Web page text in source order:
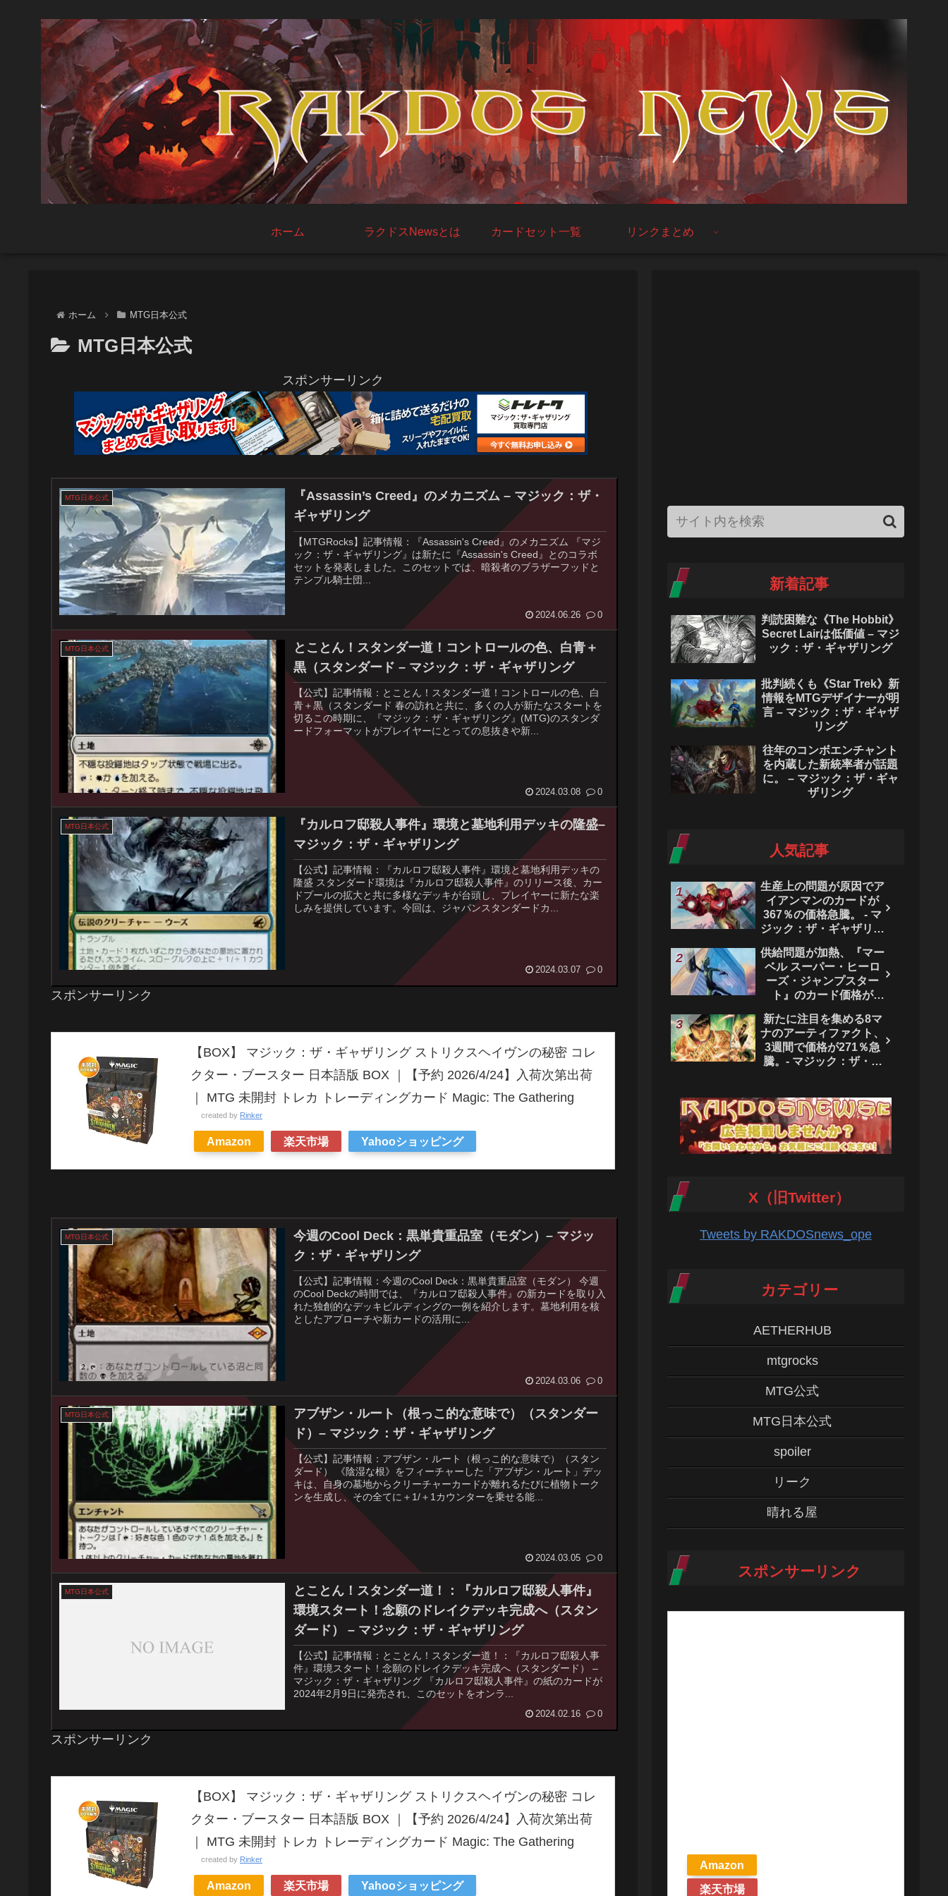
ホーム ラクドスNewsとは カードセット一覧 リンクまとめ
ホーム MTG日本公式
MTG日本公式
スポンサーリンク
MTG日本公式
『Assassin’s Creed』のメカニズム – マジック：ザ・
ギャザリング
【MTGRocks】記事情報：『Assassin's Creed』のメカニズム 『マジ
ック：ザ・ギャザリング』は新たに『Assassin's Creed』とのコラボ
セットを発表しました。このセットでは、暗殺者のブラザーフッドと
テンプル騎士団...
2024.06.26 0
MTG日本公式
とことん！スタンダー道！コントロールの色、白青＋
黒（スタンダード – マジック：ザ・ギャザリング
【公式】記事情報：とことん！スタンダー道！コントロールの色、白
青＋黒（スタンダード 春の訪れと共に、多くの人が新たなスタートを
切るこの時期に、『マジック：ザ・ギャザリング』(MTG)のスタンダ
ードフォーマットがプレイヤーにとっての息抜きや新...
2024.03.08 0
MTG日本公式
『カルロフ邸殺人事件』環境と墓地利用デッキの隆盛–
マジック：ザ・ギャザリング
【公式】記事情報：『カルロフ邸殺人事件』環境と墓地利用デッキの
隆盛 スタンダード環境は『カルロフ邸殺人事件』のリリース後、カー
ドプールの拡大と共に多様なデッキが台頭し、プレイヤーに新たな楽
しみを提供しています。今回は、ジャパンスタンダードカ...
2024.03.07 0
スポンサーリンク
【BOX】 マジック：ザ・ギャザリング ストリクスヘイヴンの秘密 コレ
クター・ブースター 日本語版 BOX ｜【予約 2026/4/24】入荷次第出荷
｜ MTG 未開封 トレカ トレーディングカード Magic: The Gathering
created by Rinker
Amazon 楽天市場 Yahooショッピング
MTG日本公式
今週のCool Deck：黒単貴重品室（モダン）– マジッ
ク：ザ・ギャザリング
【公式】記事情報：今週のCool Deck：黒単貴重品室（モダン） 今週
のCool Deckの時間では、『カルロフ邸殺人事件』の新カードを取り入
れた独創的なデッキビルディングの一例を紹介します。墓地利用を核
としたアプローチや新カードの活用に...
2024.03.06 0
MTG日本公式
アブザン・ルート（根っこ的な意味で）（スタンダー
ド）– マジック：ザ・ギャザリング
【公式】記事情報：アブザン・ルート（根っこ的な意味で）（スタン
ダード） 《陰湿な根》をフィーチャーした「アブザン・ルート」デッ
キは、自身の墓地からクリーチャーカードが離れるたびに植物トーク
ンを生成し、その全てに＋1/＋1カウンターを乗せる能...
2024.03.05 0
MTG日本公式
とことん！スタンダー道！：『カルロフ邸殺人事件』
環境スタート！念願のドレイクデッキ完成へ（スタン
ダード） – マジック：ザ・ギャザリング
【公式】記事情報：とことん！スタンダー道！：『カルロフ邸殺人事
件』環境スタート！念願のドレイクデッキ完成へ（スタンダード） –
マジック：ザ・ギャザリング 『カルロフ邸殺人事件』の紙のカードが
2024年2月9日に発売され、このセットをオンラ...
2024.02.16 0
スポンサーリンク
【BOX】 マジック：ザ・ギャザリング ストリクスヘイヴンの秘密 コレ
クター・ブースター 日本語版 BOX ｜【予約 2026/4/24】入荷次第出荷
｜ MTG 未開封 トレカ トレーディングカード Magic: The Gathering
created by Rinker
Amazon 楽天市場 Yahooショッピング
新着記事
判読困難な《The Hobbit》
Secret Lairは低価値 – マジ
ック：ザ・ギャザリング
批判続くも《Star Trek》新
情報をMTGデザイナーが明
言 – マジック：ザ・ギャザ
リング
往年のコンボエンチャント
を内蔵した新統率者が話題
に。 – マジック：ザ・ギャ
ザリング
人気記事
生産上の問題が原因でア
イアンマンのカードが
367％の価格急騰。 - マ
ジック：ザ・ギャザリン
供給問題が加熱、『マー
ベル スーパー・ヒーロ
ーズ・ジャンプスター
ト』のカード価格が
ク：ザ・ギャザリング
新たに注目を集める8マ
ナのアーティファクト、
3週間で価格が271％急
騰。- マジック：ザ・ギ
X（旧Twitter）
Tweets by RAKDOSnews_ope
カテゴリー
AETHERHUB
mtgrocks
MTG公式
MTG日本公式
spoiler
リーク
晴れる屋
スポンサーリンク
Amazon
楽天市場